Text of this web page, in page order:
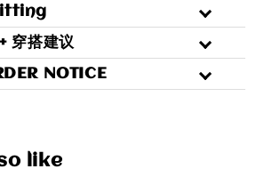
穿搭建议
NOTICE
like